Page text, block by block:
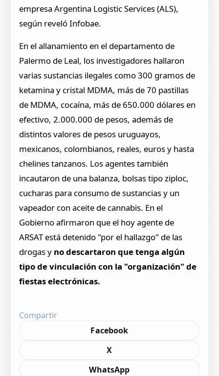
empresa Argentina Logistic Services (ALS),
según reveló Infobae.
En el allanamiento en el departamento de
Palermo de Leal, los investigadores hallaron
varias sustancias ilegales como 300 gramos de
ketamina y cristal MDMA, más de 70 pastillas
de MDMA, cocaína, más de 650.000 dólares en
efectivo, 2.000.000 de pesos, además de
distintos valores de pesos uruguayos,
mexicanos, colombianos, reales, euros y hasta
chelines tanzanos. Los agentes también
incautaron de una balanza, bolsas tipo ziploc,
cucharas para consumo de sustancias y un
vapeador con aceite de cannabis. En el
Gobierno afirmaron que el hoy agente de
ARSAT está detenido "por el hallazgo" de las
drogas y no descartaron que tenga algún
tipo de vinculación con la "organización" de
fiestas electrónicas.
Compartir
Facebook
X
WhatsApp